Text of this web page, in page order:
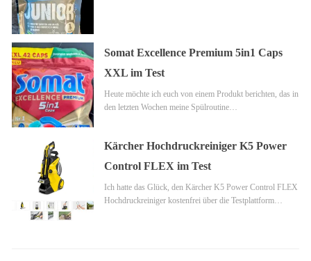
Somat Excellence Premium 5in1 Caps
XXL im Test
Heute möchte ich euch von einem Produkt berichten, das in
den letzten Wochen meine Spülroutine…
Kärcher Hochdruckreiniger K5 Power
Control FLEX im Test
Ich hatte das Glück, den Kärcher K5 Power Control FLEX
Hochdruckreiniger kostenfrei über die Testplattform…